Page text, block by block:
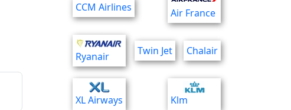
CCM Airlines Air France
Ryanair Twin Jet Chalair
XL Airways Klm